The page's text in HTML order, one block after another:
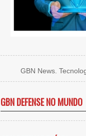
GBN News.
GBN DEFENSE NO MUNDO